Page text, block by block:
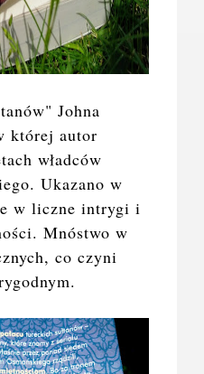
Johna
której autor
władców
Ukazano w
w liczne intrygi i
Mnóstwo w
co czyni